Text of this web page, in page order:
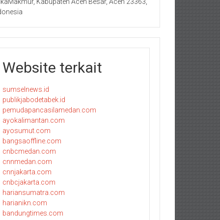
Website terkait
sumselnews.id
publikjabodetabek.id
pemudapancasilamedan.com
ayokalimantan.com
ayosumut.com
bangsaoffline.com
cnbcmedan.com
cnnmedan.com
cnnjakarta.com
cnbcjakarta.com
hariansumatra.com
harianikn.com
bandungtimes.com